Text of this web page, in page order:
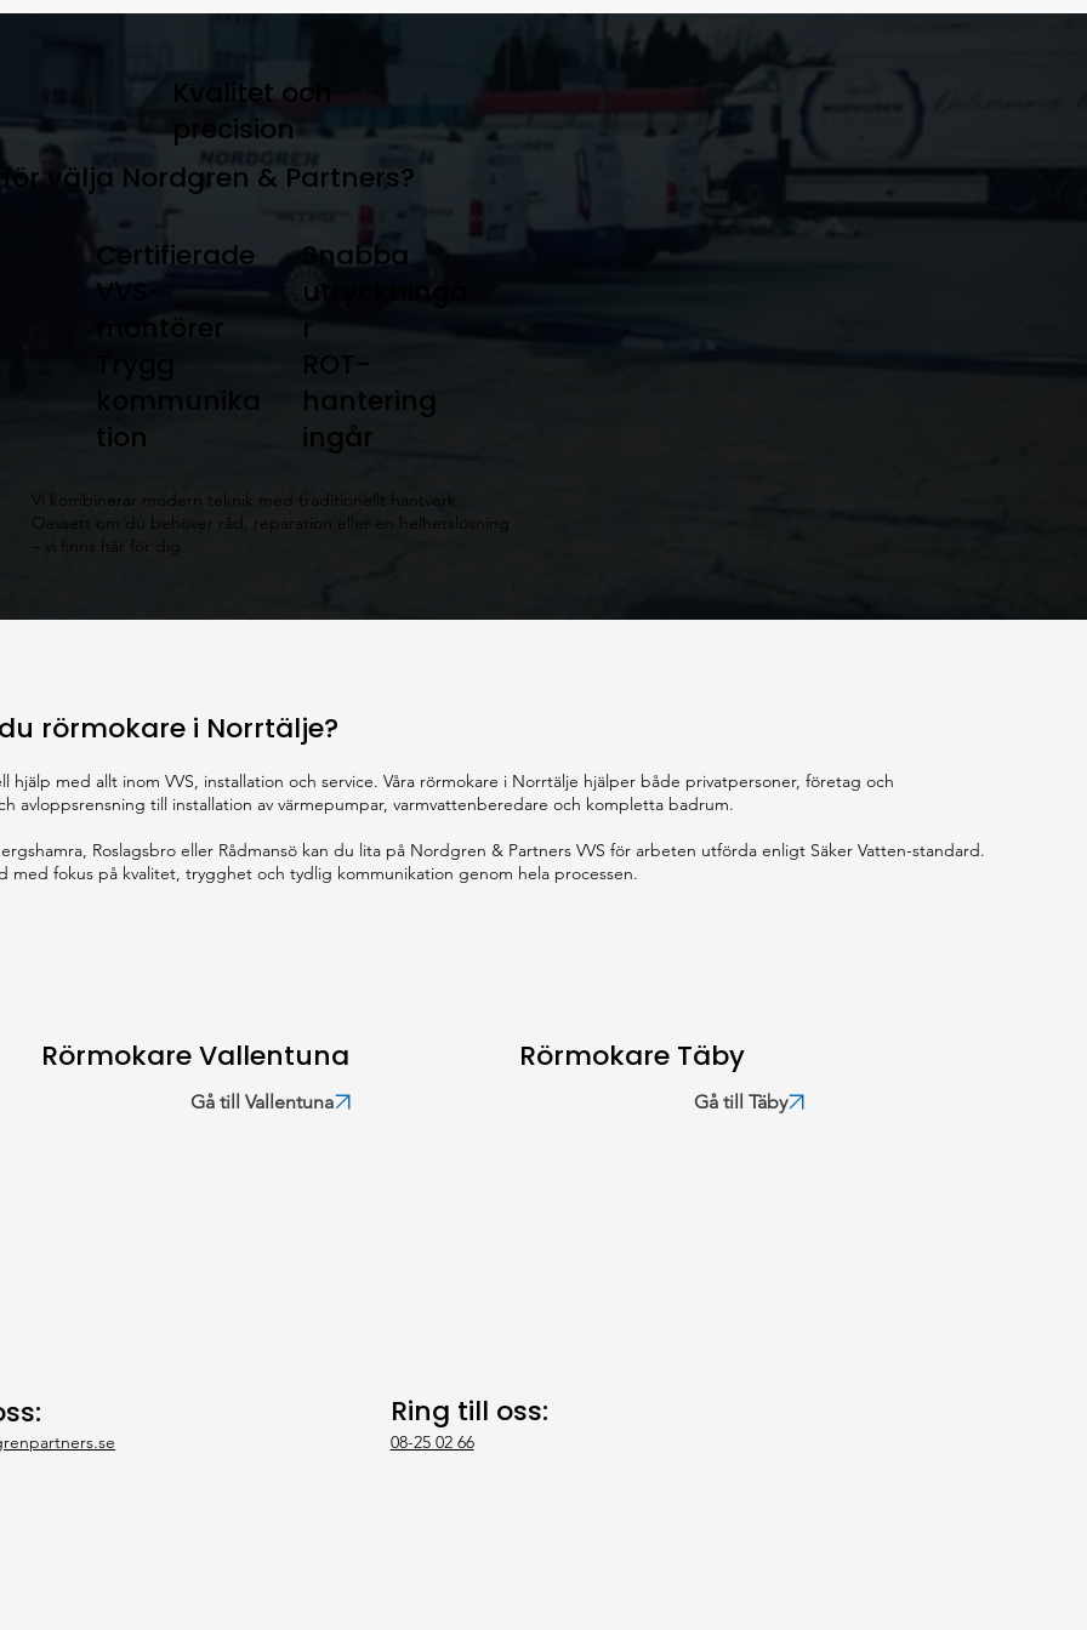
Kvalitet och
precision
välja Nordgren & Partners?
Certifierade
VVS-
montörer
Snabba
utryckninga
r
kommunika
tion
ROT-
hantering
ingår
​Vi kombinerar modern teknik med traditionellt hantverk.
Oavsett om du behöver råd, reparation eller en helhetslösning
– vi finns här för dig.
rörmokare i Norrtälje?
med allt inom VVS, installation och service. Våra rörmokare i Norrtälje hjälper både privatpersoner, företag och
avloppsrensning till installation av värmepumpar, varmvattenberedare och kompletta badrum.
Roslagsbro eller Rådmansö kan du lita på Nordgren & Partners VVS för arbeten utförda enligt Säker Vatten-standard.
med fokus på kvalitet, trygghet och tydlig kommunikation genom hela processen.
Gå till Vallentuna
Rörmokare Vallentuna
Gå till Täby
Rörmokare Täby
Ring till oss:
08-25 02 66